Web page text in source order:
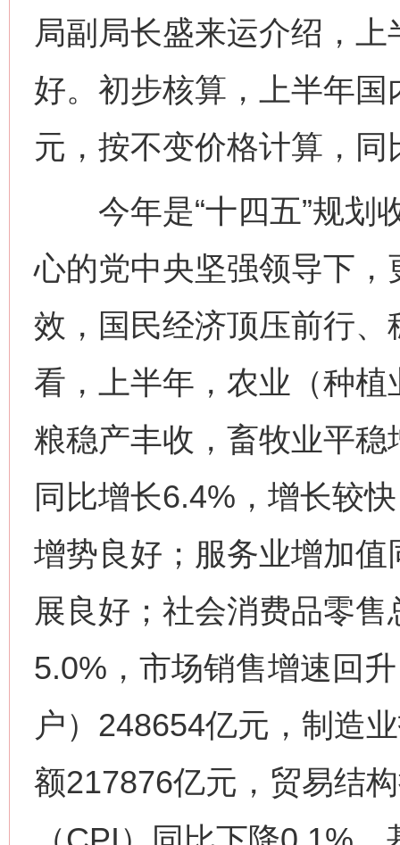
局副局长盛来运介绍，
好。初步核算，上半年
元，按不变价格计算，同
今年是“十四五”规划
心的党中央坚强领导下
效，国民经济顶压前行
看，上半年，农业（种
粮稳产丰收，畜牧业平
同比增长6.4%，增长较
增势良好；服务业增加
展良好；社会消费品零
5.0%，市场销售增速回
户）248654亿元，制造
额217876亿元，贸易结